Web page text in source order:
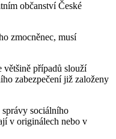
občanství České
zmocněnec, musí
většině případů slouží
zabezpečení již založeny
sociálního
v originálech nebo v